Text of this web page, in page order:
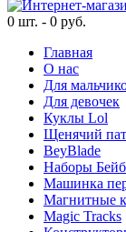
0 шт. - 0 руб.
Главная
О нас
Для
Для девочек
Куклы Lol
Щенячий
BeyBlade
Наборы
Машинка
Магнитные
Magic Tracks